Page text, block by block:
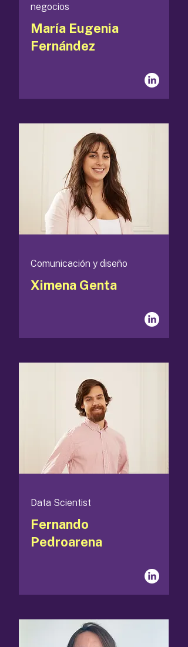
negocios
María Eugenia
Fernández
Comunicación y diseño
Ximena Genta
Data Scientist
Fernando
Pedroarena